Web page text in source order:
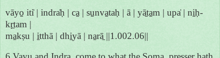
vāyo̱ iti̍ | indra̍ḥ | ca̱ | su̱nva̱taḥ | ā | yā̱ta̱m | upa̍ | ni̱ḥ-
kṛ̱tam |
ma̱kṣu | i̱tthā | dhi̱yā | na̱rā̱ ||1.002.06||